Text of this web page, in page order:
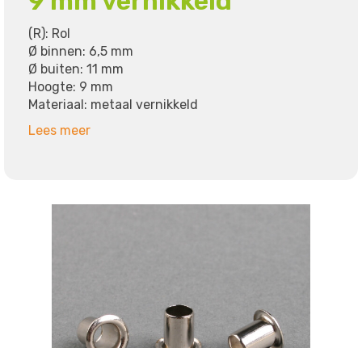
(R): Rol
Ø binnen: 6,5 mm
Ø buiten: 11 mm
Hoogte: 9 mm
Materiaal: metaal vernikkeld
Lees meer